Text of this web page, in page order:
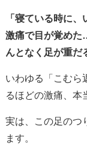
「寝ている時に
激痛で目が覚めた
んとなく足が重だ
いわゆる「こむら
るほどの激痛、本
実は、この足のつ
ます。